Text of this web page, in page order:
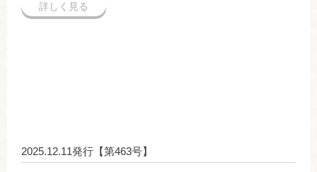
詳しく見る
2025.12.11発行【第463号】